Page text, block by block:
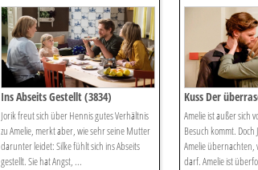
Ins Abseits Gestellt (3834)
Jorik freut sich über Hennis gutes Verhältnis
zu Amelie, merkt aber, wie sehr seine Mutter
darunter leidet: Silke fühlt sich ins Abseits
gestellt. Sie hat Angst, ...
Kuss Der
Amelie ist außer sich
Besuch kommt.
Amelie
darf. Amelie ist